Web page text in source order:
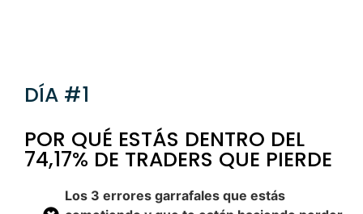
DÍA #1
POR QUÉ ESTÁS DENTRO DEL
74,17% DE TRADERS QUE PIERDE
Los 3 errores garrafales que estás